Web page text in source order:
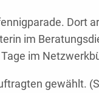
Dort
im
im
gewählt.